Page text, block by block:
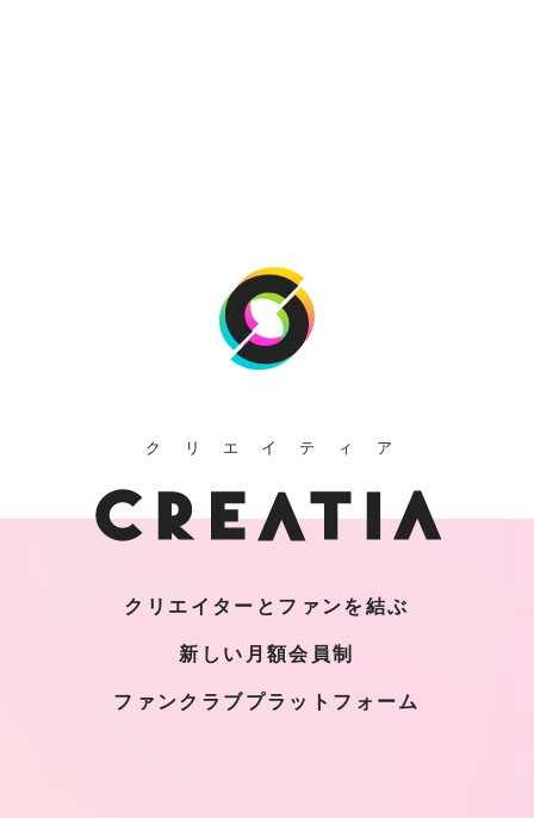
クリエイティア
クリエイターとファンを結ぶ
新しい月額会員制
ファンクラブプラットフォーム